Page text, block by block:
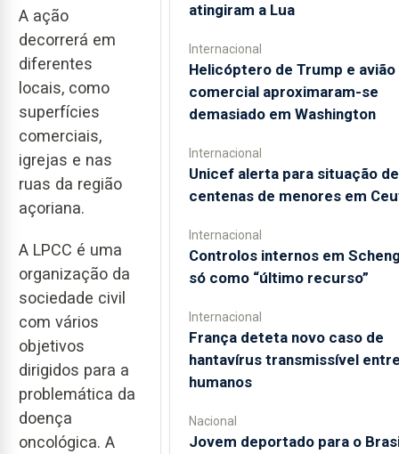
A ação
decorrerá em
diferentes
locais, como
superfícies
comerciais,
igrejas e nas
ruas da região
açoriana.
A LPCC é uma
organização da
sociedade civil
com vários
objetivos
dirigidos para a
problemática da
doença
oncológica. A
atingiram a Lua
Internacional
Helicóptero de Trump e avião
comercial aproximaram-se
demasiado em Washington
Internacional
Unicef alerta para situação de
centenas de menores em
Internacional
Controlos internos em
só como “último recurso”
Internacional
França deteta novo caso de
hantavírus transmissível
humanos
Nacional
Jovem deportado para o